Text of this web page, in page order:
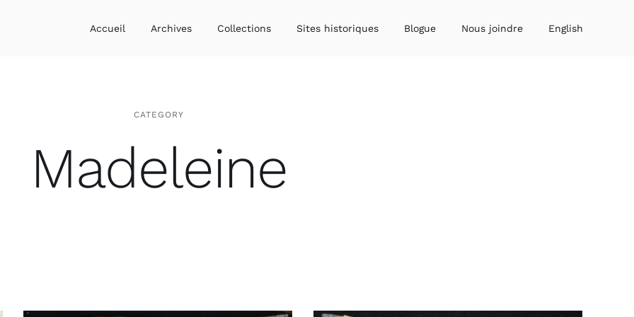
Accueil Archives Collections Sites historiques Blogue Nous joindre English
CATEGORY
Madeleine